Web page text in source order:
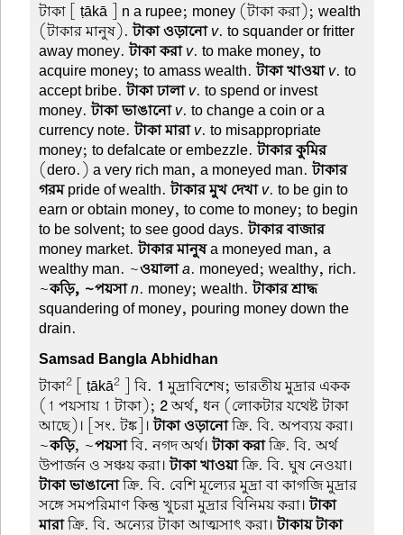
টাকা [ ṭākā ] n a rupee; money (টাকা করা); wealth
(টাকার মানুষ).টাকা ওড়ানো v. to squander or fritter
away money.টাকা করা v. to make money, to
acquire money; to amass wealth.টাকা খাওয়া v. to
accept bribe.টাকা ঢালা v. to spend or invest
money.টাকা ভাঙানো v. to change a coin or a
currency note.টাকা মারা v. to misappropriate
money; to defalcate or embezzle.টাকার কুমির
(dero.) a very rich man, a moneyed man.টাকার
গরমpride of wealth.টাকার মুখ দেখা v. to be gin to
earn or obtain money, to come to money; to begin
to be solvent; to see good days.টাকার বাজার
money market.টাকার মানুষa moneyed man, a
wealthy man. ~ওয়ালাa. moneyed; wealthy, rich.
~কড়ি, ~পয়সাn. money; wealth.টাকার শ্রাদ্ধ
squandering of money, pouring money down the
drain.
Samsad Bangla Abhidhan
টাকা2 [ ṭākā2 ] বি. 1 মুদ্রাবিশেষ; ভারতীয় মুদ্রার একক
(1 পয়সায় 1 টাকা); 2অর্থ, ধন (লোকটার যথেষ্ট টাকা
আছে)। [সং. টঙ্ক]।টাকা ওড়ানোক্রি. বি. অপব্যয় করা।
~কড়ি, ~পয়সাবি. নগদ অর্থ।টাকা করাক্রি. বি. অর্থ
উপার্জন ও সঞ্চয় করা।টাকা খাওয়াক্রি. বি. ঘুষ নেওয়া।
টাকা ভাঙানোক্রি. বি. বেশি মূল্যের মুদ্রা বা কাগজি মুদ্রার
সঙ্গে সমপরিমাণ কিন্তু খুচরা মুদ্রার বিনিময় করা।টাকা
মারাক্রি. বি. অন্যের টাকা আত্মসাৎ করা।টাকায় টাকা